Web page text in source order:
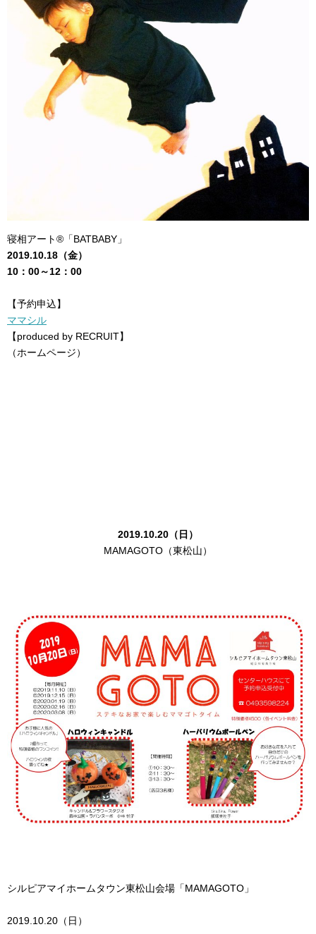
寝相アート®「BATBABY」
2019.10.18（金）
10：00～12：00
【予約申込】
ママシル
【produced by RECRUIT】
（ホームページ）
2019.10.20（日）
MAMAGOTO（東松山）
シルピアマイホームタウン東松山会場「MAMAGOTO」
2019.10.20（日）